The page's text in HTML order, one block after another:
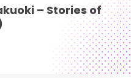
– Stories of